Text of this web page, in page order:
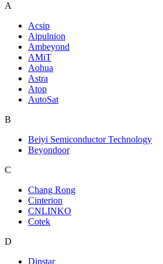
A
Acsip
Aipulnion
Ambeyond
AMiT
Aohua
Astra
Atop
AutoSat
B
Beiyi Semiconductor Technology
Beyondoor
C
Chang Rong
Cinterion
CNLINKO
Cotek
D
Dinstar